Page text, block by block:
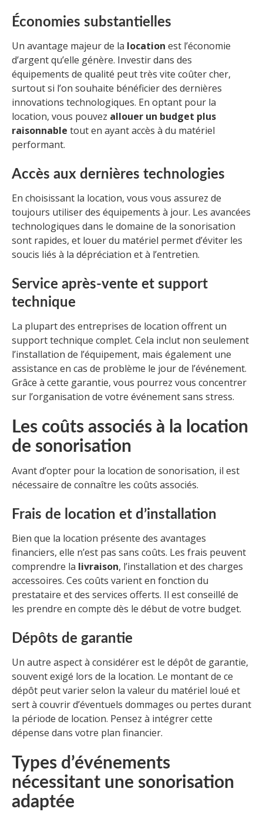
Économies substantielles
Un avantage majeur de la location est l’économie
d’argent qu’elle génère. Investir dans des
équipements de qualité peut très vite coûter cher,
surtout si l’on souhaite bénéficier des dernières
innovations technologiques. En optant pour la
location, vous pouvez allouer un budget plus
raisonnable tout en ayant accès à du matériel
performant.
Accès aux dernières technologies
En choisissant la location, vous vous assurez de
toujours utiliser des équipements à jour. Les avancées
technologiques dans le domaine de la sonorisation
sont rapides, et louer du matériel permet d’éviter les
soucis liés à la dépréciation et à l’entretien.
Service après-vente et support
technique
La plupart des entreprises de location offrent un
support technique complet. Cela inclut non seulement
l’installation de l’équipement, mais également une
assistance en cas de problème le jour de l’événement.
Grâce à cette garantie, vous pourrez vous concentrer
sur l’organisation de votre événement sans stress.
Les coûts associés à la location
de sonorisation
Avant d’opter pour la location de sonorisation, il est
nécessaire de connaître les coûts associés.
Frais de location et d’installation
Bien que la location présente des avantages
financiers, elle n’est pas sans coûts. Les frais peuvent
comprendre la livraison, l’installation et des charges
accessoires. Ces coûts varient en fonction du
prestataire et des services offerts. Il est conseillé de
les prendre en compte dès le début de votre budget.
Dépôts de garantie
Un autre aspect à considérer est le dépôt de garantie,
souvent exigé lors de la location. Le montant de ce
dépôt peut varier selon la valeur du matériel loué et
sert à couvrir d’éventuels dommages ou pertes durant
la période de location. Pensez à intégrer cette
dépense dans votre plan financier.
Types d’événements
nécessitant une sonorisation
adaptée